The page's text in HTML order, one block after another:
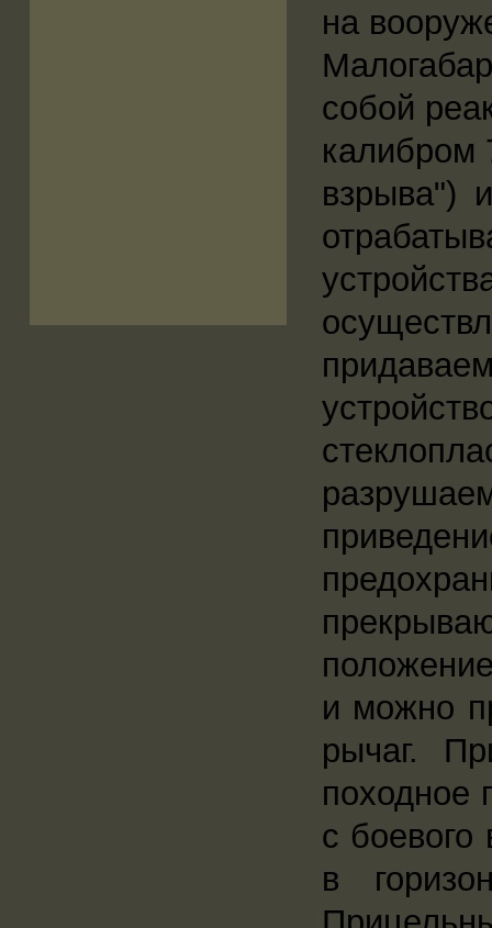
на
собой
калибром
взрыва")
и можно
рычаг.
походное
с боевого
в